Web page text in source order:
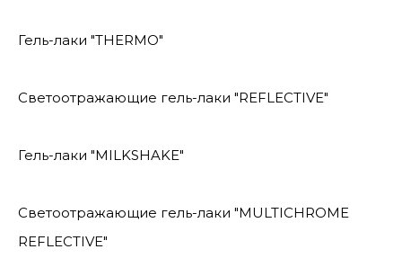
Гель-лаки "THERMO"
Светоотражающие гель-лаки "REFLECTIVE"
Гель-лаки "MILKSHAKE"
Светоотражающие гель-лаки "MULTICHROME
REFLECTIVE"